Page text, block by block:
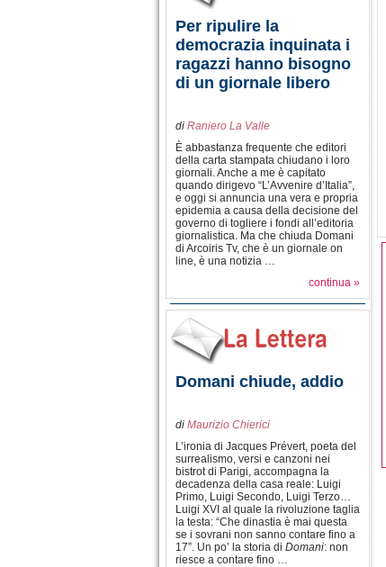
Per ripulire la
democrazia inquinata i
ragazzi hanno bisogno
di un giornale libero
di Raniero La Valle
È abbastanza frequente che editori
della carta stampata chiudano i loro
giornali. Anche a me è capitato
quando dirigevo “L’Avvenire d’Italia”,
e oggi si annuncia una vera e propria
epidemia a causa della decisione del
governo di togliere i fondi all’editoria
giornalistica. Ma che chiuda Domani
di Arcoiris Tv, che è un giornale on
line, è una notizia …
continua »
Domani chiude, addio
di Maurizio Chierici
L’ironia di Jacques Prévert, poeta del
surrealismo, versi e canzoni nei
bistrot di Parigi, accompagna la
decadenza della casa reale: Luigi
Primo, Luigi Secondo, Luigi Terzo…
Luigi XVI al quale la rivoluzione taglia
la testa: “Che dinastia è mai questa
se i sovrani non sanno contare fino a
17”. Un po’ la storia di Domani: non
riesce a contare fino …